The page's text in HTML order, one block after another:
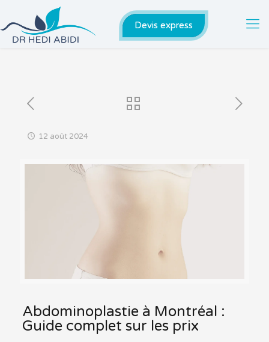
Devis express
12 août 2024
Abdominoplastie à Montréal :
Guide complet sur les prix